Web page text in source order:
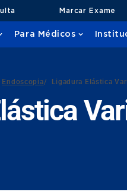
Marcar Exame
Para Médicos
Endoscopia/ Ligadura Elástica